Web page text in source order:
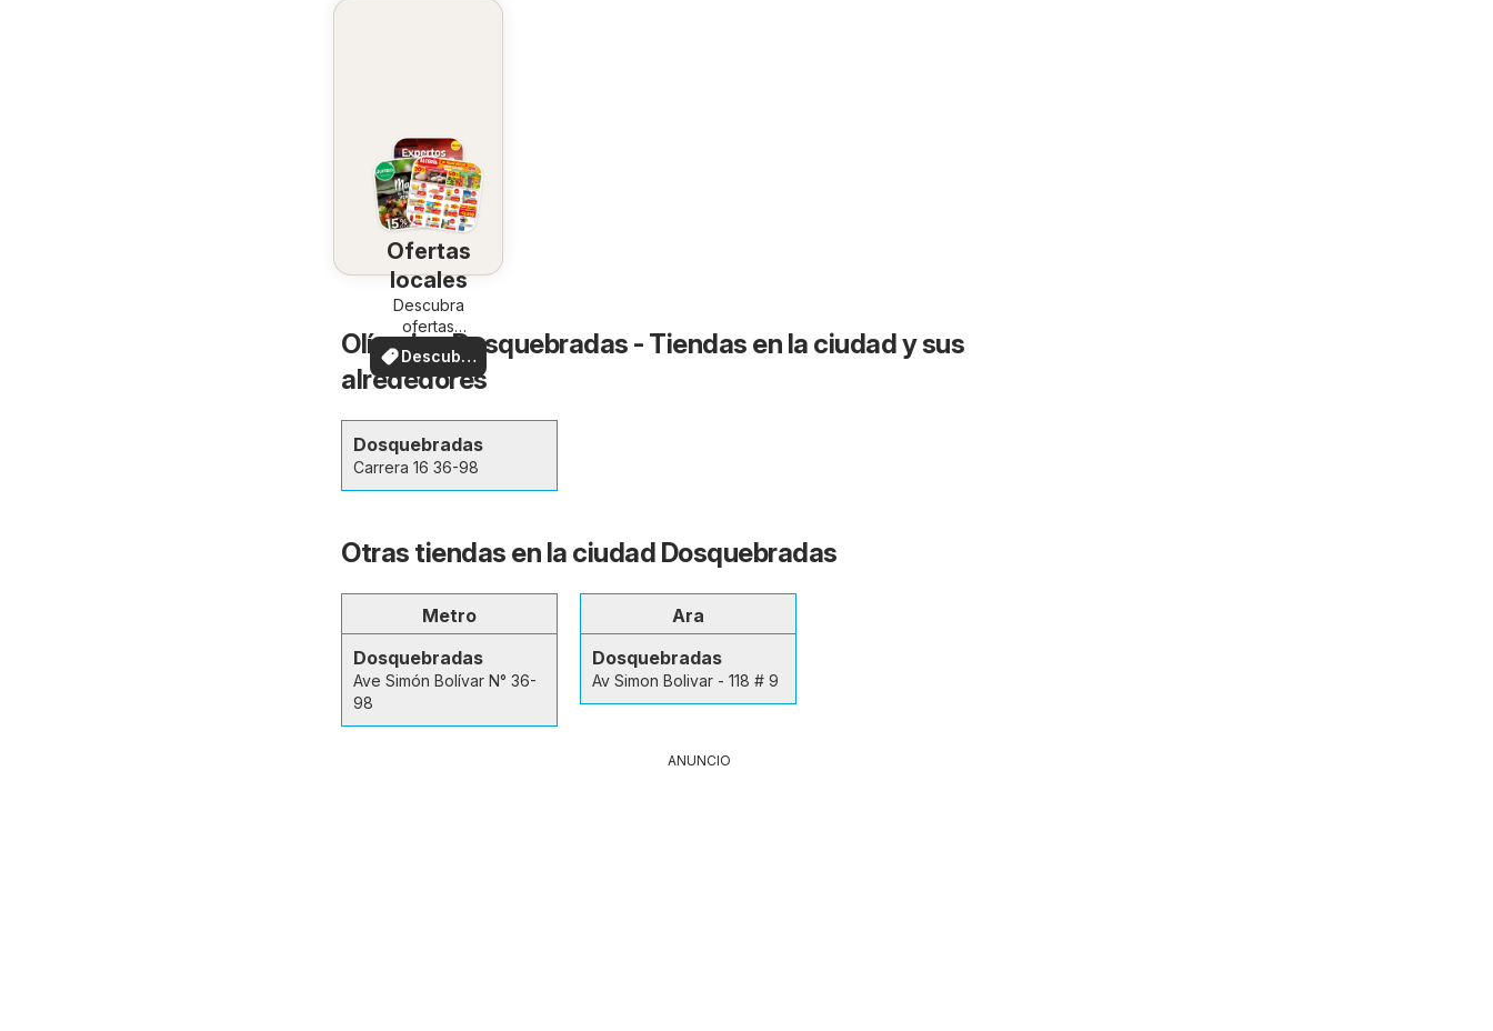
Ofertas
locales
Descubra
ofertas
especiales
Descubre
ofertas
Olímpica Dosquebradas - Tiendas en la ciudad y sus
alrededores
Dosquebradas
Carrera 16 36-98
Otras tiendas en la ciudad Dosquebradas
Metro
Dosquebradas
Ave Simón Bolívar N° 36-
98
Ara
Dosquebradas
Av Simon Bolivar - 118 # 9
ANUNCIO